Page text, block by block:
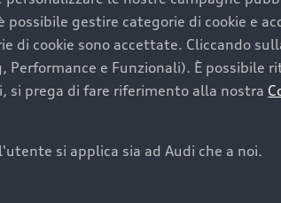
e sostenibilità. Per fare un
offre l’auto usata perfetta tramite
la tua prossima
gestire categorie di cookie e
cookie sono accettate. Cliccando
e Funzionali). È possibile
si prega di fare riferimento alla nostra
si applica sia ad Audi che a noi.